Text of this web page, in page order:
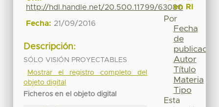
http://hdl.handle.net/20.500.11799/63080
Fecha: 21/09/2016
Descripción:
SÓLO VISIÓN PROYECTABLES
Mostrar el registro completo del
objeto digital
Ficheros en el objeto digital
en RI
Por
Fecha
de
publicación
Autor
Título
Materia
Tipo
Esta